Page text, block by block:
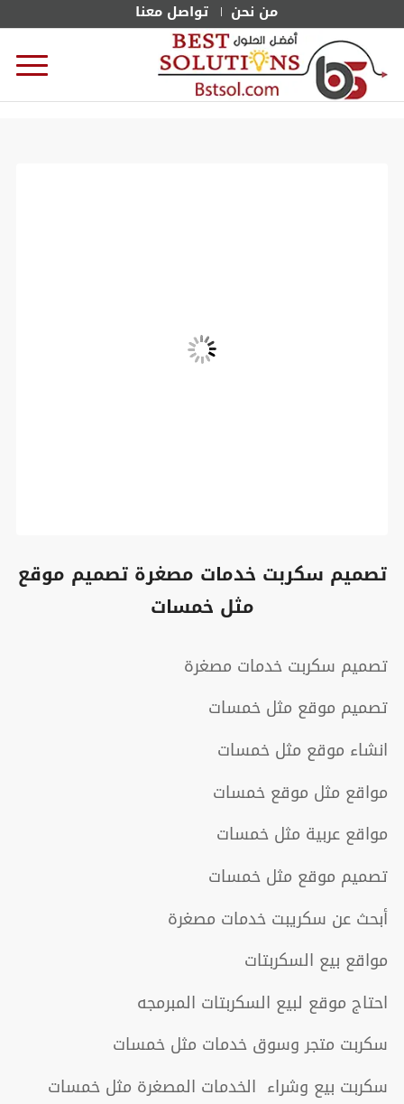
من نحن تواصل معنا
تصميم سكربت خدمات مصغرة تصميم موقع
مثل خمسات
تصميم سكربت خدمات مصغرة
تصميم موقع مثل خمسات
انشاء موقع مثل خمسات
مواقع مثل موقع خمسات
مواقع عربية مثل خمسات
تصميم موقع مثل خمسات
أبحث عن سكريبت خدمات مصغرة
مواقع بيع السكربتات
احتاج موقع لبيع السكربتات المبرمجه
سكربت متجر وسوق خدمات مثل خمسات
سكربت بيع وشراء الخدمات المصغرة مثل خمسات